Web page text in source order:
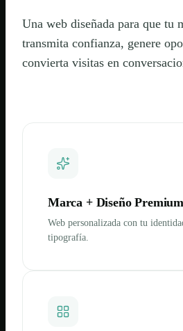
Una web diseñada para que tu
transmita confianza, genere
convierta visitas en
Marca + Diseño Premium
Web personalizada con tu
tipografía.